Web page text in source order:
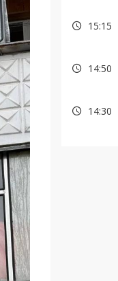
15:15
14:50
14:30